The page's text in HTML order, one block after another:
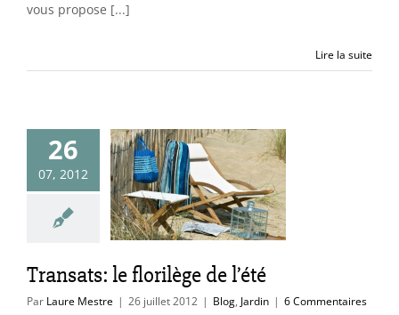
vous propose [...]
Lire la suite
26
07, 2012
le
de l’été
Transats: le florilège de l’été
Par Laure Mestre | 26 juillet 2012 | Blog, Jardin | 6 Commentaires